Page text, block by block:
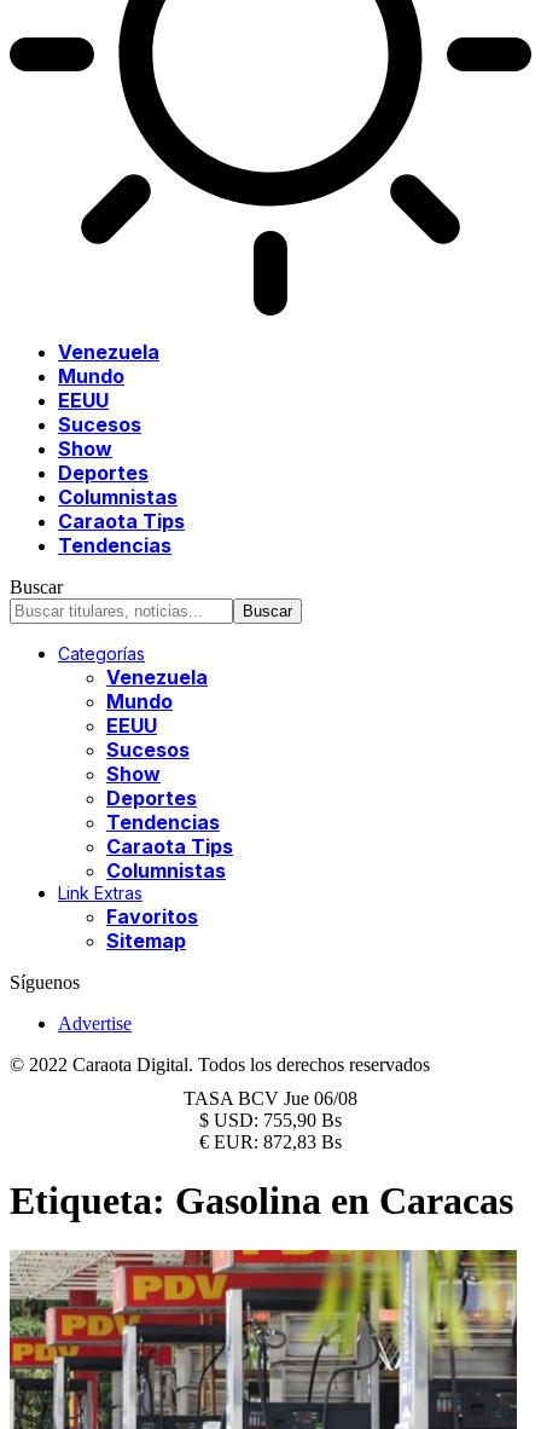
Venezuela
Mundo
EEUU
Sucesos
Show
Deportes
Columnistas
Caraota Tips
Tendencias
Buscar
Categorías
Venezuela
Mundo
EEUU
Sucesos
Show
Deportes
Tendencias
Caraota Tips
Columnistas
Link Extras
Favoritos
Sitemap
Síguenos
Advertise
© 2022 Caraota Digital. Todos los derechos reservados
TASA BCV Jue 06/08
$ USD: 755,90 Bs
€ EUR: 872,83 Bs
Etiqueta: Gasolina en Caracas